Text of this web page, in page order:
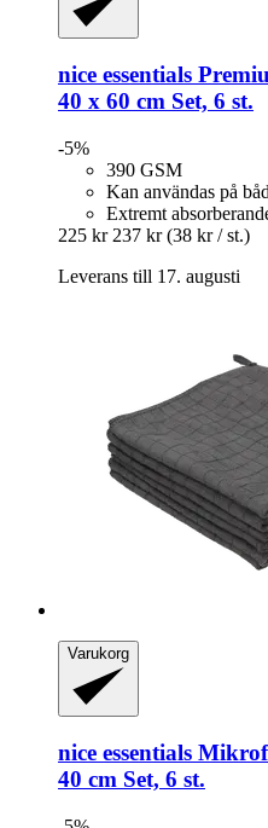
nice essentials
40 x 60 cm Set, 6 st.
-5%
390 GSM
Kan användas på
Extremt
225 kr 237 kr (38 kr / st.)
Leverans till 17. augusti
Varukorg
nice essentials
40 cm Set, 6 st.